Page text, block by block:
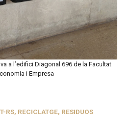
a l’edifici Diagonal 696 de la Facultat
i Empresa
RS, RECICLATGE, RESIDUOS